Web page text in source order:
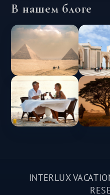
В нашем блоге
INTERLUX